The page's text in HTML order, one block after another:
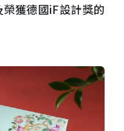
獲德國iF設計獎的